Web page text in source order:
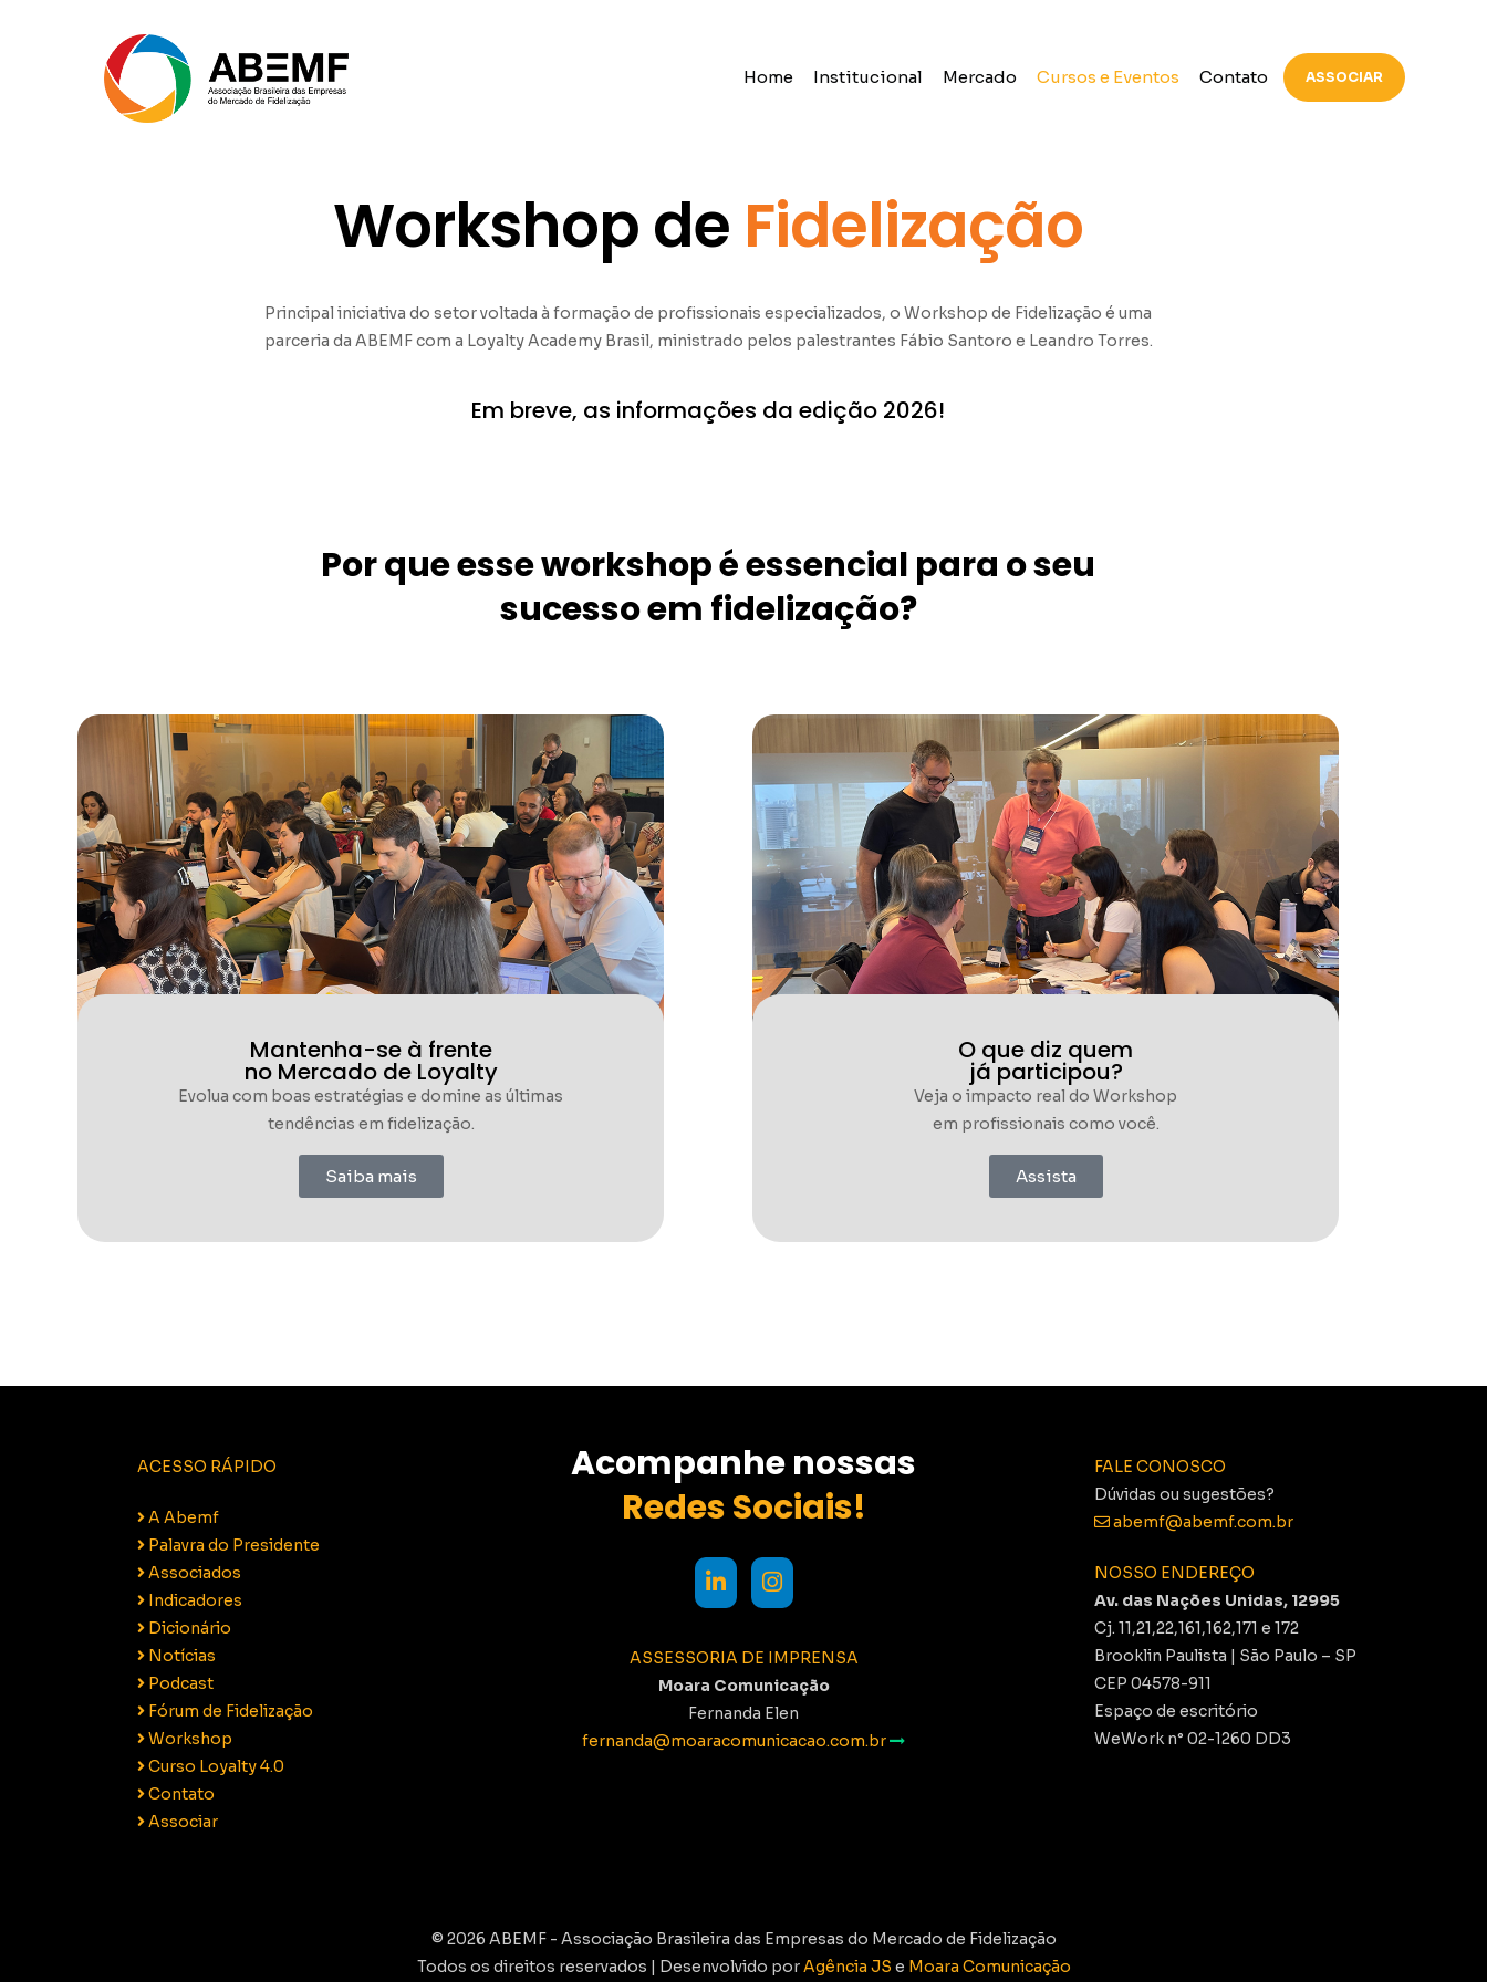
Home Institucional Mercado Cursos e Eventos Contato ASSOCIAR
Workshop de Fidelização
Principal iniciativa do setor voltada à formação de profissionais especializados, o Workshop de Fidelização é uma
parceria da ABEMF com a Loyalty Academy Brasil, ministrado pelos palestrantes Fábio Santoro e Leandro Torres.
Em breve, as informações da edição 2026!
Por que esse workshop é essencial para o seu
sucesso em fidelização?
Mantenha-se à frente
no Mercado de Loyalty
Evolua com boas estratégias e domine as últimas
tendências em fidelização.
Saiba mais
O que diz quem
já participou?
Veja o impacto real do Workshop
em profissionais como você.
Assista
ACESSO RÁPIDO
A Abemf
Palavra do Presidente
Associados
Indicadores
Dicionário
Notícias
Podcast
Fórum de Fidelização
Workshop
Curso Loyalty 4.0
Contato
Associar
Acompanhe nossas
Redes Sociais!
ASSESSORIA DE IMPRENSA
Moara Comunicação
Fernanda Elen
fernanda@moaracomunicacao.com.br
FALE CONOSCO
Dúvidas ou sugestões?
abemf@abemf.com.br
NOSSO ENDEREÇO
Av. das Nações Unidas, 12995
Cj. 11,21,22,161,162,171 e 172
Brooklin Paulista | São Paulo – SP
CEP 04578-911
Espaço de escritório
WeWork n° 02-1260 DD3
© 2026 ABEMF - Associação Brasileira das Empresas do Mercado de Fidelização
Todos os direitos reservados | Desenvolvido porAgência JS e Moara Comunicação